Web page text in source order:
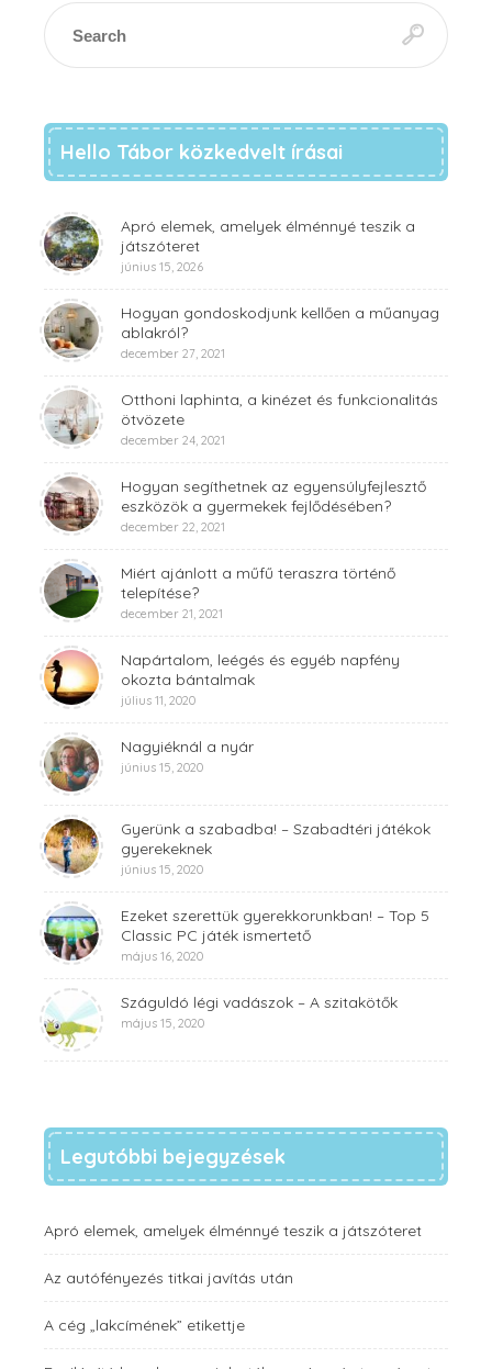
Hello Tábor közkedvelt írásai
Apró elemek, amelyek élménnyé teszik a
játszóteret
június 15, 2026
Hogyan gondoskodjunk kellően a műanyag
ablakról?
december 27, 2021
Otthoni laphinta, a kinézet és funkcionalitás
ötvözete
december 24, 2021
Hogyan segíthetnek az egyensúlyfejlesztő
eszközök a gyermekek fejlődésében?
december 22, 2021
Miért ajánlott a műfű teraszra történő
telepítése?
december 21, 2021
Napártalom, leégés és egyéb napfény
okozta bántalmak
július 11, 2020
Nagyiéknál a nyár
június 15, 2020
Gyerünk a szabadba! – Szabadtéri játékok
gyerekeknek
június 15, 2020
Ezeket szerettük gyerekkorunkban! – Top 5
Classic PC játék ismertető
május 16, 2020
Száguldó légi vadászok – A szitakötők
május 15, 2020
Legutóbbi bejegyzések
Apró elemek, amelyek élménnyé teszik a játszóteret
Az autófényezés titkai javítás után
A cég „lakcímének” etikettje